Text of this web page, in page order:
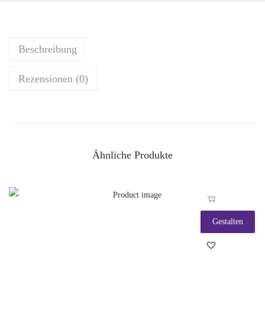
Beschreibung
Rezensionen (0)
Ähnliche Produkte
Gestalten